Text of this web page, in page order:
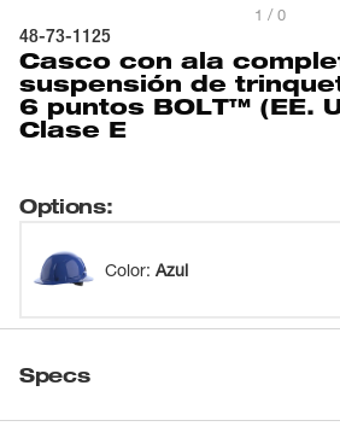
1 / 0
48-73-1125
Casco con ala
suspensión de
6 puntos BOLT™ (EE.
Clase E
Options:
Color: Azul
Specs
Cargando